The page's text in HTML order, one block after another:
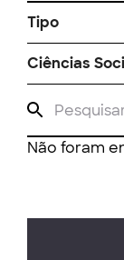
Tipo
Ciências
Não foram